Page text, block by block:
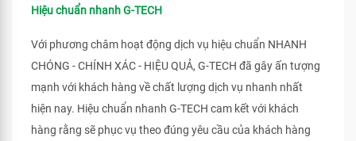
Hiệu chuẩn nhanh G-TECH
Với phương châm hoạt động dịch vụ hiệu chuẩn NHANH
CHÓNG - CHÍNH XÁC - HIỆU QUẢ, G-TECH đã gây ấn tượng
mạnh với khách hàng về chất lượng dịch vụ nhanh nhất
hiện nay. Hiệu chuẩn nhanh G-TECH cam kết với khách
hàng rằng sẽ phục vụ theo đúng yêu cầu của khách hàng